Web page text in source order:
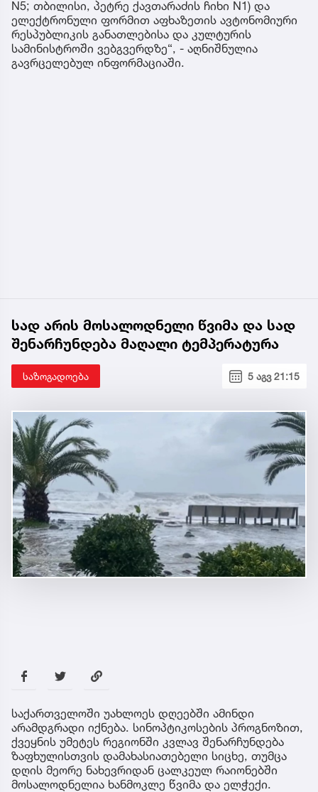
N5; თბილისი, პეტრე ქავთარაძის ჩიხი N1) და
ელექტრონული ფორმით აფხაზეთის ავტონომიური
რესპუბლიკის განათლებისა და კულტურის
სამინისტროში ვებგვერდზე“, - აღნიშნულია
გავრცელებულ ინფორმაციაში.
სად არის მოსალოდნელი წვიმა და სად
შენარჩუნდება მაღალი ტემპერატურა
საზოგადოება 5 აგვ 21:15
საქართველოში უახლოეს დღეებში ამინდი
არამდგრადი იქნება. სინოპტიკოსების პროგნოზით,
ქვეყნის უმეტეს რეგიონში კვლავ შენარჩუნდება
ზაფხულისთვის დამახასიათებელი სიცხე, თუმცა
დღის მეორე ნახევრიდან ცალკეულ რაიონებში
მოსალოდნელია ხანმოკლე წვიმა და ელჭექი.